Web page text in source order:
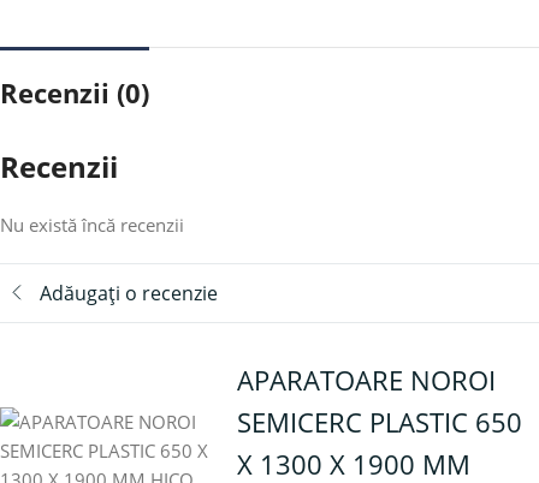
Recenzii (0)
Recenzii
Nu există încă recenzii
Adăugați o recenzie
APARATOARE NOROI
SEMICERC PLASTIC 650
X 1300 X 1900 MM